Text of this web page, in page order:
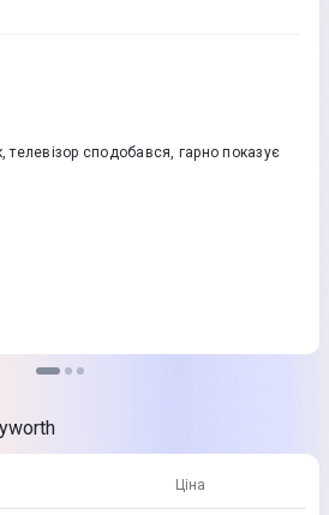
телевізор сподобався, гарно показує
Ціна